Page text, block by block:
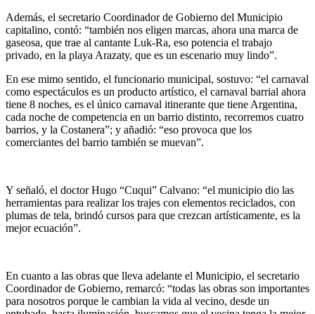
Además, el secretario Coordinador de Gobierno del Municipio
capitalino, contó: “también nos eligen marcas, ahora una marca de
gaseosa, que trae al cantante Luk-Ra, eso potencia el trabajo
privado, en la playa Arazaty, que es un escenario muy lindo”.
En ese mimo sentido, el funcionario municipal, sostuvo: “el carnaval
como espectáculos es un producto artístico, el carnaval barrial ahora
tiene 8 noches, es el único carnaval itinerante que tiene Argentina,
cada noche de competencia en un barrio distinto, recorremos cuatro
barrios, y la Costanera”; y añadió: “eso provoca que los
comerciantes del barrio también se muevan”.
Y señaló, el doctor Hugo “Cuqui” Calvano: “el municipio dio las
herramientas para realizar los trajes con elementos reciclados, con
plumas de tela, brindó cursos para que crezcan artísticamente, es la
mejor ecuación”.
En cuanto a las obras que lleva adelante el Municipio, el secretario
Coordinador de Gobierno, remarcó: “todas las obras son importantes
para nosotros porque le cambian la vida al vecino, desde un